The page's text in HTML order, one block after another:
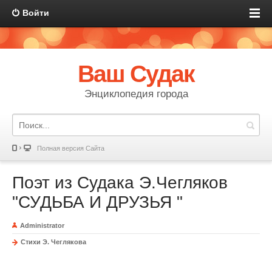
Войти
Ваш Судак
Энциклопедия города
Полная версия Сайта
Поэт из Судака Э.Чегляков
"СУДЬБА И ДРУЗЬЯ "
Administrator
Стихи Э. Чеглякова